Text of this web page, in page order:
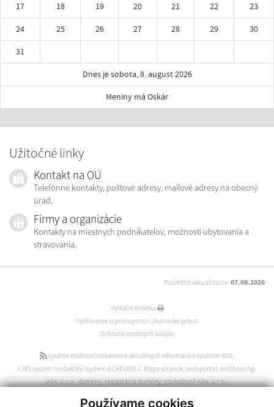
Používame cookies
17
18 19 20 21 22
23
24
25 26 27 28 29
30
31
Dnes je sobota, 8. august 2026
Meniny má Oskár
Užitočné linky
Kontakt na OÚ
Telefónne kontakty, poštové adresy, mailové adresy na obecný
úrad.
Firmy a organizácie
Kontakty na miestnych podnikateľov, možnosti ubytovania a
stravovania.
Posledná aktualizácia: 07.08.2026
Vytlačiť stránku
Vyhlásenie o prístupnosti Autorské práva
Ochrana osobných údajov
využite možnosť získavania aktuálnych informácií s využitím RSS,
CMS systém (redakčný) systém ECHELON 2, Mapa stránok, web portál , webhosting,
wbx, s.r.o.,domény,registrácia domény,spoločnosť wbx, s.r.o.,